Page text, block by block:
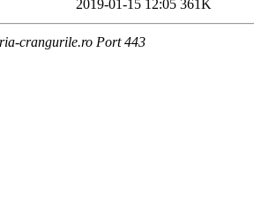
2019-01-15 12:05 361K
crangurile.ro Port 443